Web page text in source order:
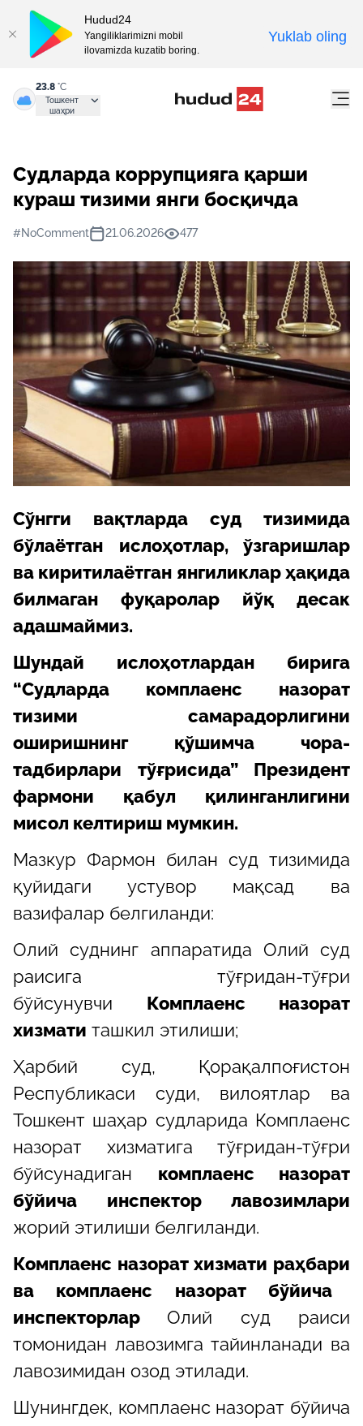
23.8 °C
Тошкент
шаҳри
Судларда коррупцияга қарши
кураш тизими янги босқичда
#NoComment 21.06.2026 477
Сўнгги вақтларда суд тизимида
бўлаётган ислоҳотлар, ўзгаришлар
ва киритилаётган янгиликлар ҳақида
билмаган фуқаролар йўқ десак
адашмаймиз.
Шундай ислоҳотлардан бирига
“Судларда комплаенс назорат
тизими самарадорлигини
оширишнинг қўшимча чора-
тадбирлари тўғрисида” Президент
фармони қабул қилинганлигини
мисол келтириш мумкин.
Мазкур Фармон билан суд тизимида
қуйидаги устувор мақсад ва
вазифалар белгиланди:
Олий суднинг аппаратида Олий суд
раисига тўғридан-тўғри
бўйсунувчи Комплаенс назорат
хизмати ташкил этилиши;
Ҳарбий суд, Қорақалпоғистон
Республикаси суди, вилоятлар ва
Тошкент шаҳар судларида Комплаенс
назорат хизматига тўғридан-тўғри
бўйсунадиган
комплаенс назорат
бўйича инспектор лавозимлари
жорий этилиши белгиланди.
Комплаенс назорат хизмати раҳбари
ва комплаенс назорат бўйича
инспекторлар Олий суд раиси
томонидан лавозимга тайинланади ва
лавозимидан озод этилади.
Шунингдек, комплаенс назорат бўйича
Hudud24
Yangiliklarimizni mobil
ilovamizda kuzatib boring.
Yuklab oling